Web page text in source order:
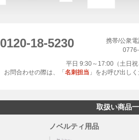
0120-18-5230
携帯/公衆
平日 9:30～17:00（土日
お問合わせの際は、「 名刺担当 」をお呼び出し
取扱い商品
ノベルティ用品